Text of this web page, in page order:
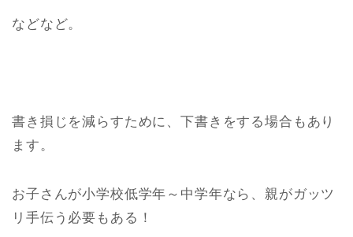
などなど。
書き損じを減らすために、下書きをする場合もあり
ます。
お子さんが小学校低学年～中学年なら、親がガッツ
リ手伝う必要もある！